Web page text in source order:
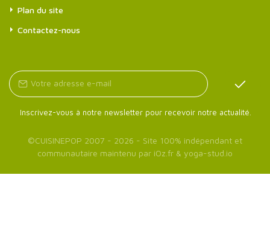
Plan du site
Contactez-nous
Inscrivez-vous à notre newsletter pour recevoir notre actualité.
©CUISINEPOP 2007 - 2026 - Site 100% indépendant et
communautaire maintenu par iOz.fr & yoga-stud.io